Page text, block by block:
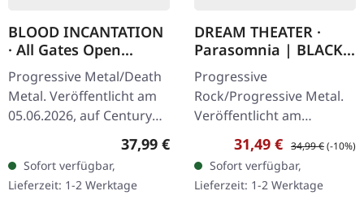
BLOOD INCANTATION
· All Gates Open
(Original Motion
Picture Soundtrack) |
ORANGE 2LP+BLURAY
Progressive Metal/Death
Metal. Veröffentlicht am
05.06.2026, auf Century
Transparentes Oranges
Doppel-Vinyl im Gatefold-
Cover mit…
Regulärer Preis:
37,99 €
Sofort verfügbar,
Lieferzeit: 1-2 Werktage
DREAM THEATER ·
Parasomnia | BLACK
2LP
Progressive
Rock/Progressive Metal.
Veröffentlicht am
07.02.2025, auf Inside Out
Music. Schwarzes Doppel-
Vinyl im Gatefold-Cover
mit Booklet im…
Verkaufspreis:
31,49 € Regulärer Preis:
34,99 €(-10%)
Sofort verfügbar,
Lieferzeit: 1-2 Werktage